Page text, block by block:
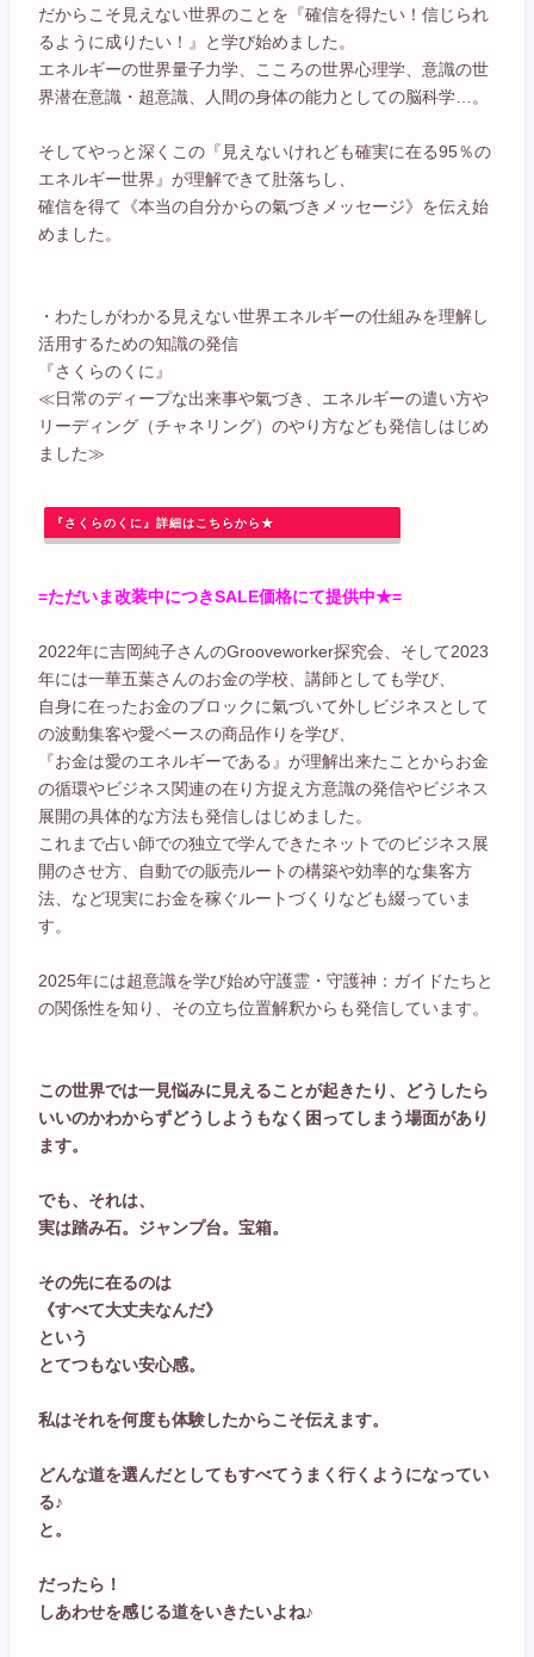
だからこそ見えない世界のことを『確信を得たい！信じられ
るように成りたい！』と学び始めました。
エネルギーの世界量子力学、こころの世界心理学、意識の世
界潜在意識・超意識、人間の身体の能力としての脳科学…。
そしてやっと深くこの『見えないけれども確実に在る95％の
エネルギー世界』が理解できて肚落ちし、
確信を得て《本当の自分からの氣づきメッセージ》を伝え始
めました。
・わたしがわかる見えない世界エネルギーの仕組みを理解し
活用するための知識の発信
『さくらのくに』
≪日常のディープな出来事や氣づき、エネルギーの遣い方や
リーディング（チャネリング）のやり方なども発信しはじめ
ました≫
『さくらのくに』詳細はこちらから★
=ただいま改装中につきSALE価格にて提供中★=
2022年に吉岡純子さんのGrooveworker探究会、そして2023
年には一華五葉さんのお金の学校、講師としても学び、
自身に在ったお金のブロックに氣づいて外しビジネスとして
の波動集客や愛ベースの商品作りを学び、
『お金は愛のエネルギーである』が理解出来たことからお金
の循環やビジネス関連の在り方捉え方意識の発信やビジネス
展開の具体的な方法も発信しはじめました。
これまで占い師での独立で学んできたネットでのビジネス展
開のさせ方、自動での販売ルートの構築や効率的な集客方
法、など現実にお金を稼ぐルートづくりなども綴っていま
す。
2025年には超意識を学び始め守護霊・守護神：ガイドたちと
の関係性を知り、その立ち位置解釈からも発信しています。
この世界では一見悩みに見えることが起きたり、どうしたら
いいのかわからずどうしようもなく困ってしまう場面があり
ます。
でも、それは、
実は踏み石。ジャンプ台。宝箱。
その先に在るのは
《すべて大丈夫なんだ》
という
とてつもない安心感。
私はそれを何度も体験したからこそ伝えます。
どんな道を選んだとしてもすべてうまく行くようになってい
る♪
と。
だったら！
しあわせを感じる道をいきたいよね♪